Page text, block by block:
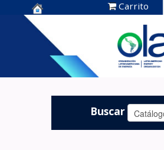
Centro de
Documentación
OLADE -
Carrito
Buscar